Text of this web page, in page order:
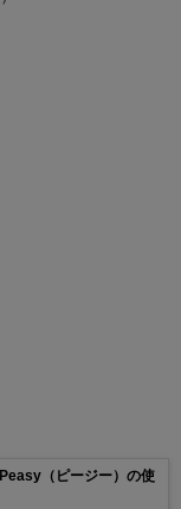
（ピージー）の使